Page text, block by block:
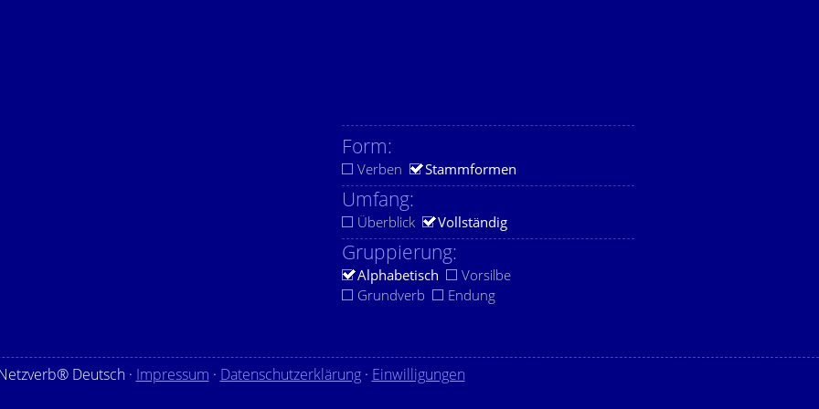
Form:
Verben Stammformen
Umfang:
Überblick Vollständig
Gruppierung:
Alphabetisch
Vorsilbe
Grundverb
Endung
Deutsch · Impressum · Datenschutzerklärung· Einwilligungen